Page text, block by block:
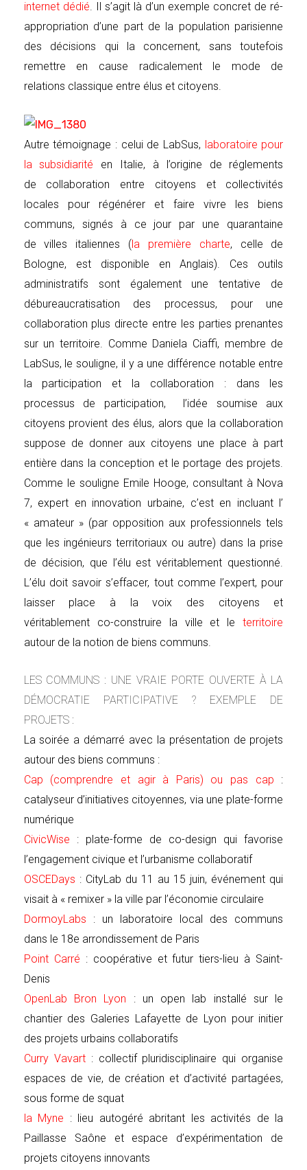
internet dédié. Il s’agit là d’un exemple concret de ré-
appropriation d’une part de la population parisienne
des décisions qui la concernent, sans toutefois
remettre en cause radicalement le mode de
relations classique entre élus et citoyens.
Autre témoignage : celui de LabSus, laboratoire pour
la subsidiarité en Italie, à l’origine de réglements
de collaboration entre citoyens et collectivités
locales pour régénérer et faire vivre les biens
communs, signés à ce jour par une quarantaine
de villes italiennes ( la première charte, celle de
Bologne, est disponible en Anglais). Ces outils
administratifs sont également une tentative de
débureaucratisation des processus, pour une
collaboration plus directe entre les parties prenantes
sur un territoire. Comme Daniela Ciaffi, membre de
LabSus, le souligne, il y a une différence notable entre
la participation et la collaboration : dans les
processus de participation, l’idée soumise aux
citoyens provient des élus, alors que la collaboration
suppose de donner aux citoyens une place à part
entière dans la conception et le portage des projets.
Comme le souligne Emile Hooge, consultant à Nova
7, expert en innovation urbaine, c’est en incluant l’
« amateur » (par opposition aux professionnels tels
que les ingénieurs territoriaux ou autre) dans la prise
de décision, que l’élu est véritablement questionné.
L’élu doit savoir s’effacer, tout comme l’expert, pour
laisser place à la voix des citoyens et
véritablement co-construire la ville et leterritoire
autour de la notion de biens communs.
LES COMMUNS : UNE VRAIE PORTE OUVERTE À LA
DÉMOCRATIE PARTICIPATIVE ? EXEMPLE DE
PROJETS :
La soirée a démarré avec la présentation de projets
autour des biens communs :
Cap (comprendre et agir à Paris) ou pas cap :
catalyseur d’initiatives citoyennes, via une plate-forme
numérique
CivicWise : plate-forme de co-design qui favorise
l’engagement civique et l’urbanisme collaboratif
OSCEDays : CityLab du 11 au 15 juin, événement qui
visait à « remixer » la ville par l’économie circulaire
DormoyLabs : un laboratoire local des communs
dans le 18e arrondissement de Paris
Point Carré : coopérative et futur tiers-lieu à Saint-
Denis
OpenLab Bron Lyon : un open lab installé sur le
chantier des Galeries Lafayette de Lyon pour initier
des projets urbains collaboratifs
Curry Vavart : collectif pluridisciplinaire qui organise
espaces de vie, de création et d’activité partagées,
sous forme de squat
la Myne : lieu autogéré abritant les activités de la
Paillasse Saône et espace d’expérimentation de
projets citoyens innovants